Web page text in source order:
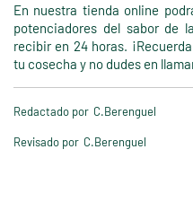
En nuestra tienda online
potenciadores del sabor de
recibir en 24 horas.
tu cosecha y no dudes en
Redactado por C.Berenguel
Revisado por C.Berenguel